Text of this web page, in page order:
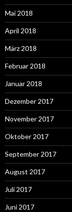
Mai 2018
April 2018
März 2018
Februar 2018
Januar 2018
Dezember 2017
November 2017
Oktober 2017
September 2017
August 2017
Juli 2017
Juni 2017